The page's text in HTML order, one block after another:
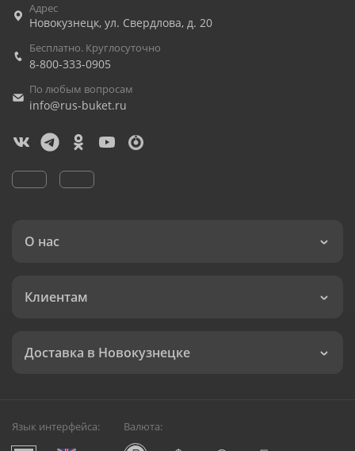
Адрес
Новокузнецк, ул. Свердлова, д. 20
Бесплатно. Круглосуточно
8-800-333-0905
По любым вопросам
info@rus-buket.ru
О нас
Клиентам
Доставка в Новокузнецке
Язык интерфейса: Валюта: